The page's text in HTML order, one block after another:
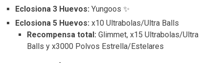
Eclosiona 3 Huevos: Yungoos ✨
Eclosiona 5 Huevos: x10 Ultrabolas/Ultra Balls
Recompensa total: Glimmet, x15 Ultrabolas/Ultra
Balls y x3000 Polvos Estrella/Estelares